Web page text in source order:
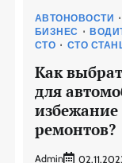
АВТОНОВОСТИ
БИЗНЕС
СТО
СТО
Как
для
ремонтов?
Admin